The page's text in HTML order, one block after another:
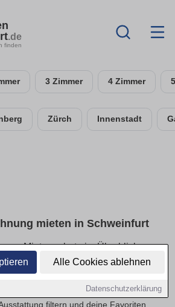
Alle Cookies ablehnen
Datenschutzerklärung
.de
finden
3 Zimmer 4 Zimmer
Zürch Innenstadt
mieten in Schweinfurt
Mietangebote im Überblick
Wohnung in Schweinfurt – ideal für
du aktuelle Angebote nach Mietpreis,
filtern und deine Favoriten